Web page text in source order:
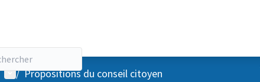
Menu utilisateur
/ Propositions du conseil citoyen